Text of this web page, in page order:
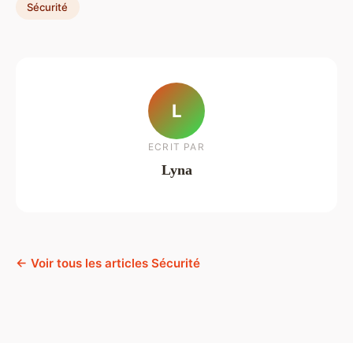
Sécurité
L
ECRIT PAR
Lyna
← Voir tous les articles Sécurité